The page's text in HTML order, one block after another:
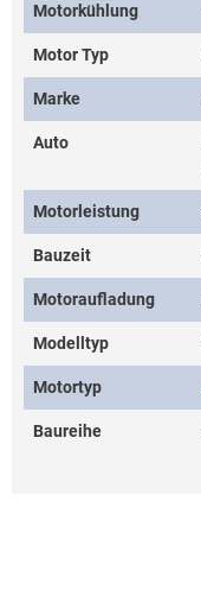
Motorkühlung
Motor Typ
Marke
Auto
Motorleistung
Bauzeit
Motoraufladung
Modelltyp
Motortyp
Baureihe